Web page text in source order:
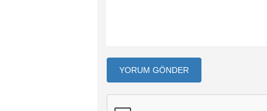
YORUM GÖNDER